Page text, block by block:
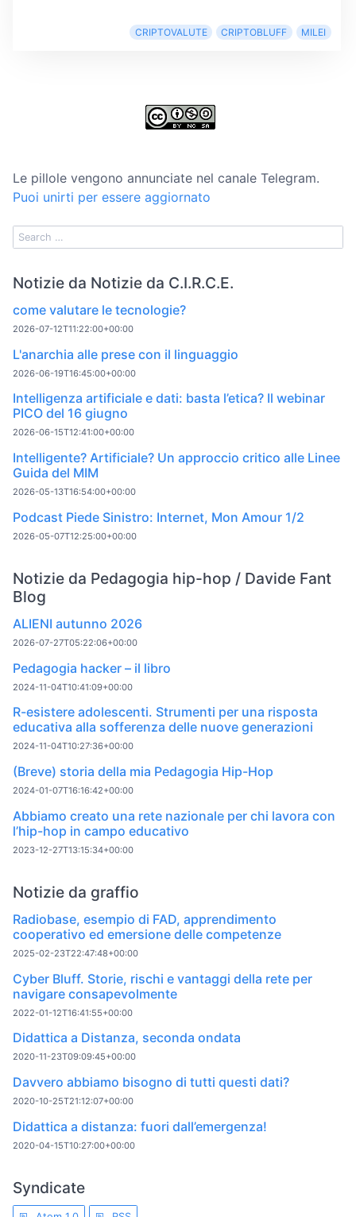
CRIPTOVALUTE CRIPTOBLUFF MILEI
Le pillole vengono annunciate nel canale Telegram.
Puoi unirti per essere aggiornato
Notizie da Notizie da C.I.R.C.E.
come valutare le tecnologie?
2026-07-12T11:22:00+00:00
L'anarchia alle prese con il linguaggio
2026-06-19T16:45:00+00:00
Intelligenza artificiale e dati: basta l’etica? Il webinar
PICO del 16 giugno
2026-06-15T12:41:00+00:00
Intelligente? Artificiale? Un approccio critico alle Linee
Guida del MIM
2026-05-13T16:54:00+00:00
Podcast Piede Sinistro: Internet, Mon Amour 1/2
2026-05-07T12:25:00+00:00
Notizie da Pedagogia hip-hop / Davide Fant
Blog
ALIENI autunno 2026
2026-07-27T05:22:06+00:00
Pedagogia hacker – il libro
2024-11-04T10:41:09+00:00
R-esistere adolescenti. Strumenti per una risposta
educativa alla sofferenza delle nuove generazioni
2024-11-04T10:27:36+00:00
(Breve) storia della mia Pedagogia Hip-Hop
2024-01-07T16:16:42+00:00
Abbiamo creato una rete nazionale per chi lavora con
l’hip-hop in campo educativo
2023-12-27T13:15:34+00:00
Notizie da graffio
Radiobase, esempio di FAD, apprendimento
cooperativo ed emersione delle competenze
2025-02-23T22:47:48+00:00
Cyber Bluff. Storie, rischi e vantaggi della rete per
navigare consapevolmente
2022-01-12T16:41:55+00:00
Didattica a Distanza, seconda ondata
2020-11-23T09:09:45+00:00
Davvero abbiamo bisogno di tutti questi dati?
2020-10-25T21:12:07+00:00
Didattica a distanza: fuori dall’emergenza!
2020-04-15T10:27:00+00:00
Syndicate